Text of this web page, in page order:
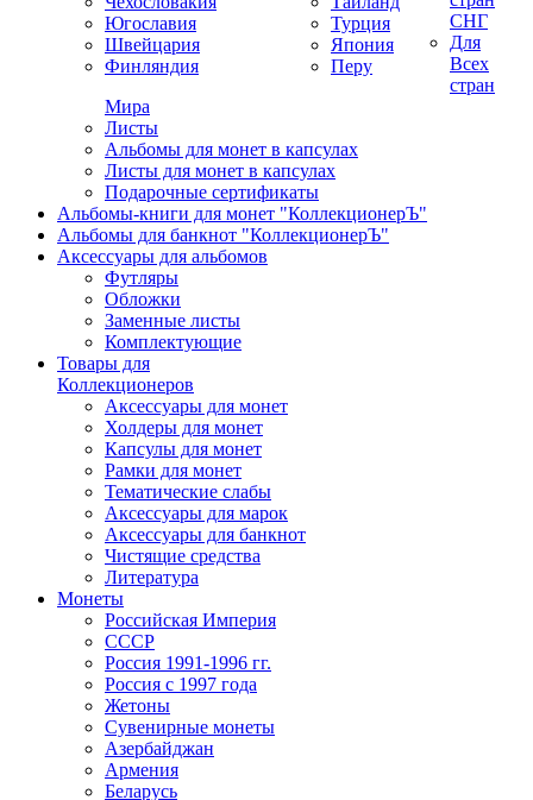
Югославия
Швейцария
Финляндия
Турция
Япония
Перу
СНГ
Для
Всех
стран
Мира
Листы
Альбомы для монет в капсулах
Листы для монет в капсулах
Подарочные сертификаты
Альбомы-книги для монет "КоллекционерЪ"
Альбомы для банкнот "КоллекционерЪ"
Аксессуары для альбомов
Футляры
Обложки
Заменные листы
Комплектующие
Товары для
Коллекционеров
Аксессуары для монет
Холдеры для монет
Капсулы для монет
Рамки для монет
Тематические слабы
Аксессуары для марок
Аксессуары для банкнот
Чистящие средства
Литература
Монеты
Российская Империя
СССР
Россия 1991-1996 гг.
Россия с 1997 года
Жетоны
Сувенирные монеты
Азербайджан
Армения
Беларусь